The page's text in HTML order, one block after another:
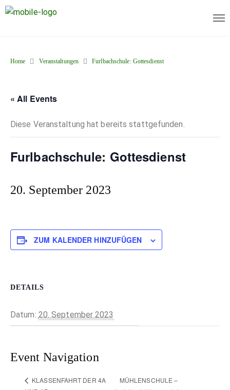
Home Veranstaltungen Furlbachschule: Gottesdienst
« All Events
Diese Veranstaltung hat bereits stattgefunden.
Furlbachschule: Gottesdienst
20. September 2023
ZUM KALENDER HINZUFÜGEN
DETAILS
Datum: 20. September 2023
Event Navigation
KLASSENFAHRT DER 4A
MÜHLENSCHULE –